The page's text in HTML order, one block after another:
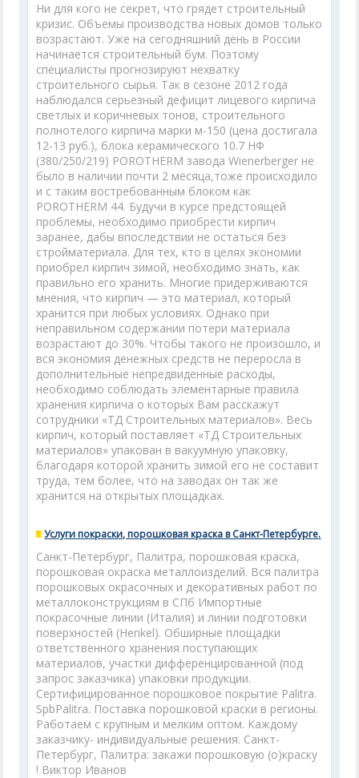
Ни для кого не секрет, что грядет строительный
кризис. Объемы производства новых домов только
возрастают. Уже на сегодняшний день в России
начинается строительный бум. Поэтому
специалисты прогнозируют нехватку
строительного сырья. Так в сезоне 2012 года
наблюдался серьезный дефицит лицевого кирпича
светлых и коричневых тонов, строительного
полнотелого кирпича марки м-150 (цена достигала
12-13 руб.), блока керамического 10.7 НФ
(380/250/219) POROTHERM завода Wienerberger не
было в наличии почти 2 месяца,тоже происходило
и с таким востребованным блоком как
POROTHERM 44. Будучи в курсе предстоящей
проблемы, необходимо приобрести кирпич
заранее, дабы впоследствии не остаться без
стройматериала. Для тех, кто в целях экономии
приобрел кирпич зимой, необходимо знать, как
правильно его хранить. Многие придерживаются
мнения, что кирпич — это материал, который
хранится при любых условиях. Однако при
неправильном содержании потери материала
возрастают до 30%. Чтобы такого не произошло, и
вся экономия денежных средств не переросла в
дополнительные непредвиденные расходы,
необходимо соблюдать элементарные правила
хранения кирпича о которых Вам расскажут
сотрудники «ТД Строительных материалов». Весь
кирпич, который поставляет «ТД Строительных
материалов» упакован в вакуумную упаковку,
благодаря которой хранить зимой его не составит
труда, тем более, что на заводах он так же
хранится на открытых площадках.
Услуги покраски, порошковая краска в Санкт-Петербурге.
Санкт-Петербург, Палитра, порошковая краска,
порошковая окраска металлоизделий. Вся палитра
порошковых окрасочных и декоративных работ по
металлоконструкциям в СПб Импортные
покрасочные линии (Италия) и линии подготовки
поверхностей (Henkel). Обширные площадки
ответственного хранения поступающих
материалов, участки дифференцированной (под
запрос заказчика) упаковки продукции.
Сертифицированное порошковое покрытие Palitra.
SpbPalitra. Поставка порошковой краски в регионы.
Работаем с крупным и мелким оптом. Каждому
заказчику- индивидуальные решения. Санкт-
Петербург, Палитра: закажи порошковую (о)краску
! Виктор Иванов